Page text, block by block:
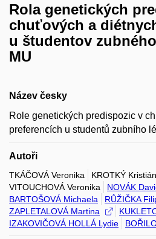
Rola genetických
chuťových a
u študentov
MU
Název česky
Role genetických predispozic v
preferencích u studentů zubního
Autoři
TKÁČOVÁ Veronika KROTKÝ Kristián
VITOUCHOVÁ Veronika
NOVÁK
BARTOŠOVÁ Michaela
RŮŽIČKA
ZAPLETALOVÁ Martina
IZAKOVIČOVÁ HOLLÁ Lydie